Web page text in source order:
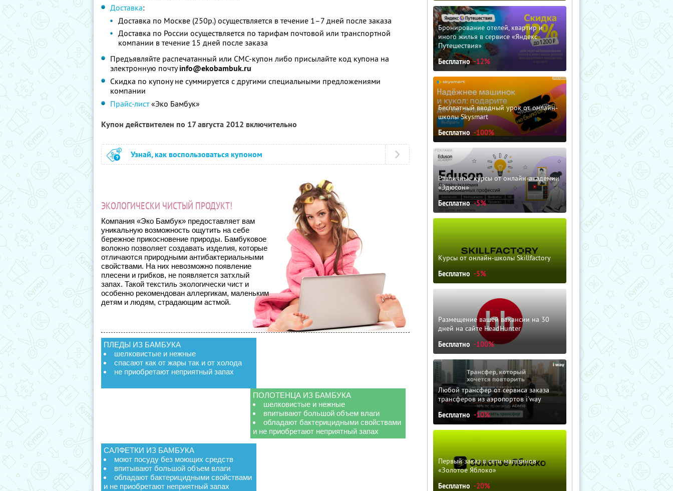
Доставка:
Доставка по Москве (250р.) осуществляется в течение 1–7 дней после заказа
Доставка по России осуществляется по тарифам почтовой или транспортной
компании в течение 15 дней после заказа
Предъявляйте распечатанный или СМС-купон либо присылайте код купона на
электронную почтуinfo@ekobambuk.ru
Скидка по купону не суммируется с другими специальными предложениями
компании
Прайс-лист«Эко Бамбук»
Купон действителен по 17 августа 2012 включительно
Узнай, как воспользоваться купоном
ЭКОЛОГИЧЕСКИ ЧИСТЫЙ ПРОДУКТ!
Компания «Эко Бамбук» предоставляет вам
уникальную возможность ощутить на себе
бережное прикосновение природы. Бамбуковое
волокно позволяет создавать изделия, которые
отличаются природными антибактериальными
свойствами. На них невозможно появление
плесени и грибков, не появляется затхлый
запах. Такой текстиль экологически чист и
особенно рекомендован аллергикам, маленьким
детям и людям, страдающим астмой.
ПЛЕДЫ ИЗ БАМБУКА
шелковистые и нежные
спасают как от жары так и от холода
не приобретают неприятный запах
ПОЛОТЕНЦА ИЗ БАМБУКА
шелковистые и нежные
впитывают большой объем влаги
обладают бактерицидными свойствами
и не приобретают неприятный запах
САЛФЕТКИ ИЗ БАМБУКА
моют посуду без моющих средств
впитывают большой объем влаги
обладают бактерицидными свойствами
и не приобретают неприятный запах
Бронирование отелей, квартир и
иного жилья в сервисе «Яндекс
Путешествия»
Бесплатно -12%
Бесплатный вводный урок от онлайн-
школы Skysmart
Бесплатно -100%
Различные курсы от онлайн-академии
«Эдюсон»
Бесплатно -5%
Курсы от онлайн-школы Skillfactory
Бесплатно -5%
Размещение вашей вакансии на 30
дней на сайте HeadHunter
Бесплатно -100%
Любой трансфер от сервиса заказа
трансферов из аэропортов i'way
Бесплатно -10%
Первый заказ в сети магазинов
«Золотое Яблоко»
Бесплатно -20%